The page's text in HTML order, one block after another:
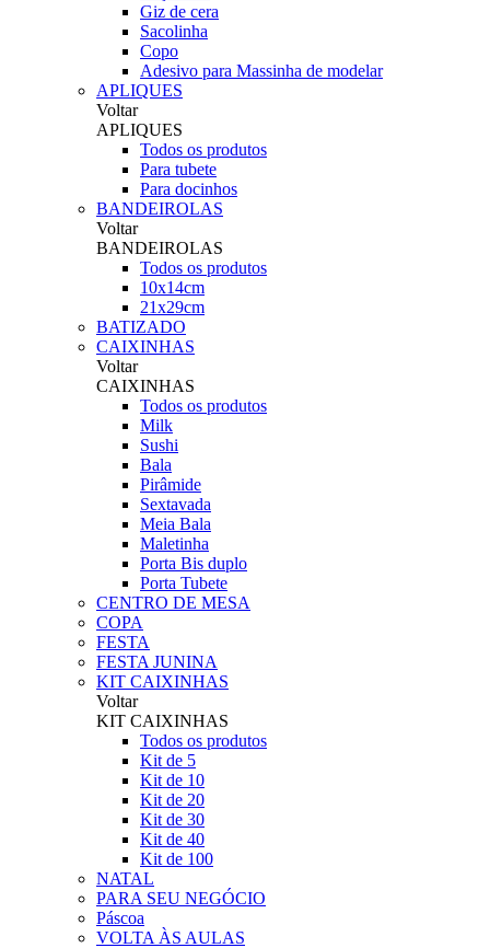
Giz de cera
Sacolinha
Copo
Adesivo para Massinha de modelar
APLIQUES
Voltar
APLIQUES
Todos os produtos
Para tubete
Para docinhos
BANDEIROLAS
Voltar
BANDEIROLAS
Todos os produtos
10x14cm
21x29cm
BATIZADO
CAIXINHAS
Voltar
CAIXINHAS
Todos os produtos
Milk
Sushi
Bala
Pirâmide
Sextavada
Meia Bala
Maletinha
Porta Bis duplo
Porta Tubete
CENTRO DE MESA
COPA
FESTA
FESTA JUNINA
KIT CAIXINHAS
Voltar
KIT CAIXINHAS
Todos os produtos
Kit de 5
Kit de 10
Kit de 20
Kit de 30
Kit de 40
Kit de 100
NATAL
PARA SEU NEGÓCIO
Páscoa
VOLTA ÀS AULAS